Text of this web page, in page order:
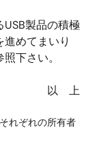
製品の積極
めてまいり
下さい。
以 上
れぞれの所有者